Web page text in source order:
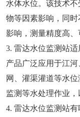
水体水位。该技术
物等因素影响，同
影响，测量精度高、
3. 雷达水位监测站
产品广泛应用于江
网、灌渠灌道等水
监测等水处理作业，
4. 雷达水位监测站有